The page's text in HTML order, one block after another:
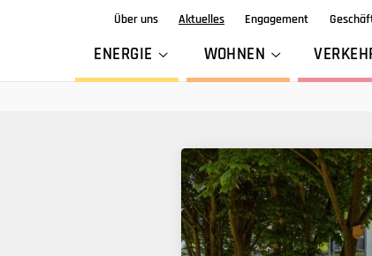
Über uns Aktuelles Engagement
ENERGIE WOHNEN